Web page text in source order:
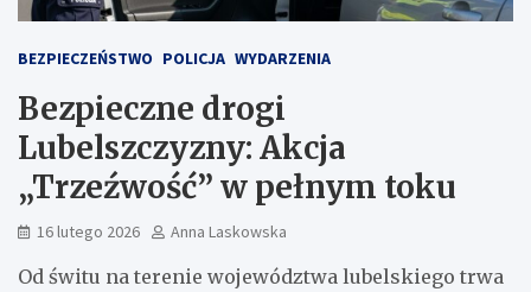
BEZPIECZEŃSTWO POLICJA WYDARZENIA
Bezpieczne drogi
Lubelszczyzny: Akcja
„Trzeźwość” w pełnym toku
16 lutego 2026 Anna Laskowska
Od świtu na terenie województwa lubelskiego trwa